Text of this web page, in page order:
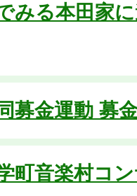
みる本田家
募金運動 募
町音楽村コ